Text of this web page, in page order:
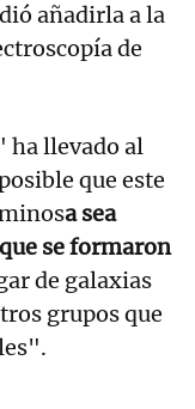
añadirla a la
de
llevado al
que este
a sea
se formaron
de galaxias
grupos que